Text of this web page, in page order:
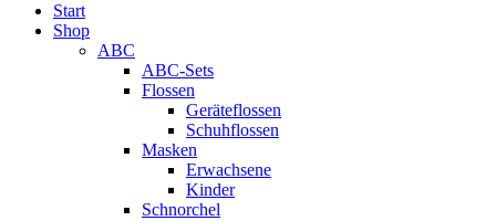
Start
Shop
ABC
ABC-Sets
Flossen
Geräteflossen
Schuhflossen
Masken
Erwachsene
Kinder
Schnorchel